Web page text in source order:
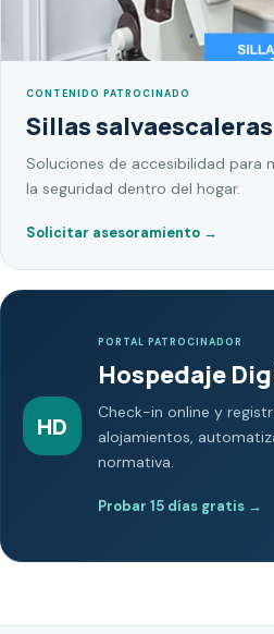
CONTENIDO PATROCINADO
Sillas salvaescaleras
Soluciones de accesibilidad para
la seguridad dentro del hogar.
Solicitar asesoramiento →
HD
PORTAL PATROCINADOR
Hospedaje
Check-in online y
alojamientos,
normativa.
Probar 15 días gratis →